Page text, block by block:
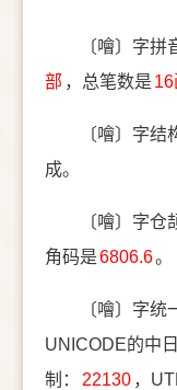
〔噲〕字拼
部 ，总笔数是 16
〔噲〕字结
成。
〔噲〕字仓
角码是6806.6。
〔噲〕字
UNICODE的中
制：
22130 ，